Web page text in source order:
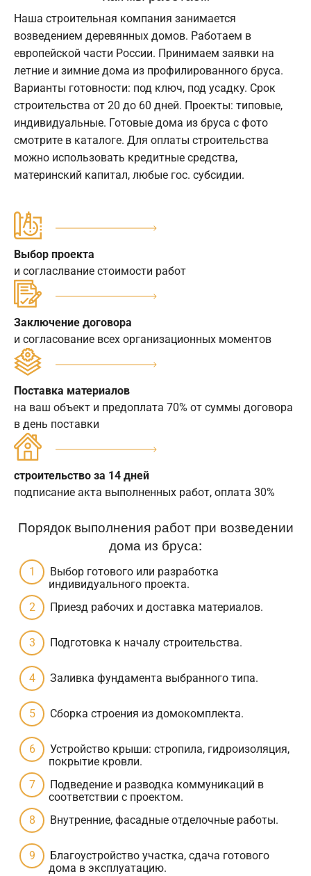
Наша строительная компания занимается
возведением деревянных домов. Работаем в
европейской части России. Принимаем заявки на
летние и зимние дома из профилированного бруса.
Варианты готовности: под ключ, под усадку. Срок
строительства от 20 до 60 дней. Проекты: типовые,
индивидуальные. Готовые дома из бруса с фото
смотрите в каталоге. Для оплаты строительства
можно использовать кредитные средства,
материнский капитал, любые гос. субсидии.
Выбор проекта
и согласлвание стоимости работ
Заключение договора
и согласование всех организационных моментов
Поставка материалов
на ваш объект и предоплата 70% от суммы договора
в день поставки
строительство за 14 дней
подписание акта выполненных работ, оплата 30%
Порядок выполнения работ при возведении
дома из бруса:
Выбор готового или разработка
индивидуального проекта.
Приезд рабочих и доставка материалов.
Подготовка к началу строительства.
Заливка фундамента выбранного типа.
Сборка строения из домокомплекта.
Устройство крыши: стропила, гидроизоляция,
покрытие кровли.
Подведение и разводка коммуникаций в
соответствии с проектом.
Внутренние, фасадные отделочные работы.
Благоустройство участка, сдача готового
дома в эксплуатацию.